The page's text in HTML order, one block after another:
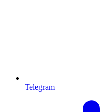
Telegram